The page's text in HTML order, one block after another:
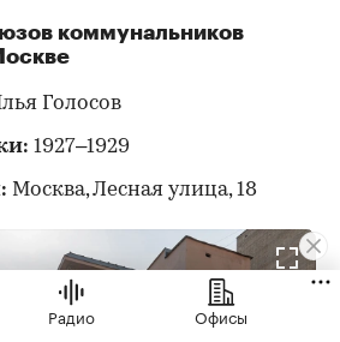
коммунальников
Голосов
1927–1929
Москва, Лесная улица, 18
Радио Офисы